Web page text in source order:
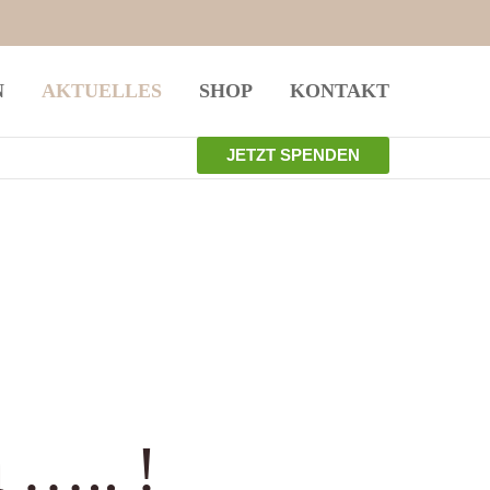
leider nicht.
AKTUELLES SHOP KONTAKT
JETZT SPENDEN
….. !